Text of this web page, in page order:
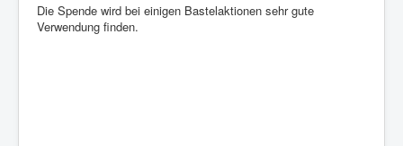
Die Spende wird bei einigen Bastelaktionen sehr gute
Verwendung finden.